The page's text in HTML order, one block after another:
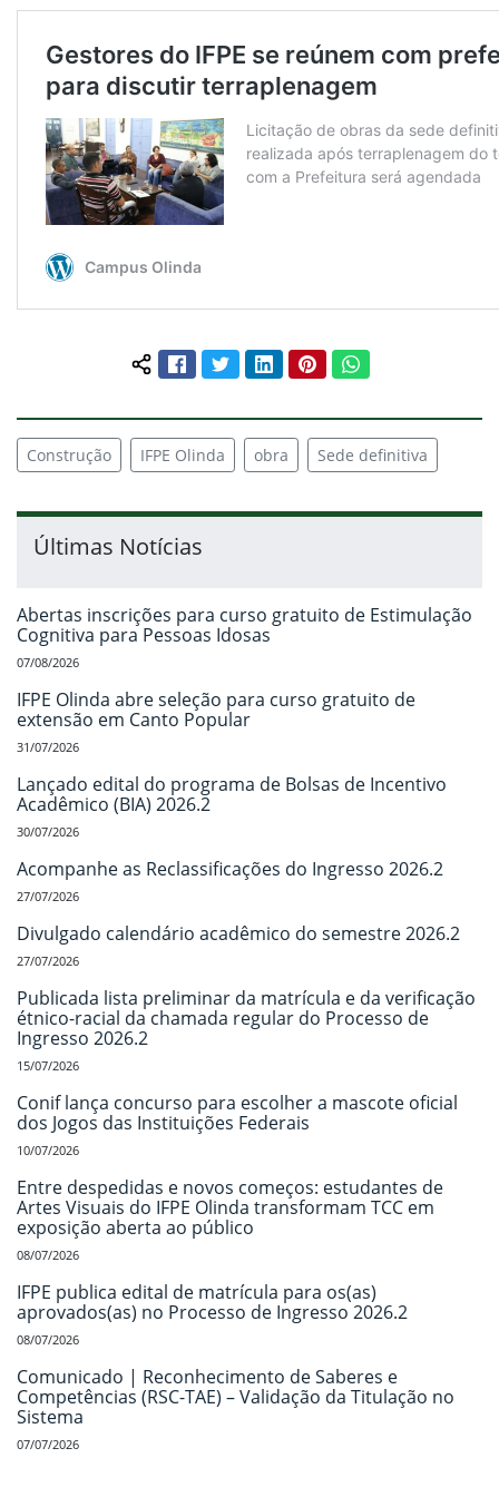
Compartilhar conteúdo:
FacebookTwitterLinkedInPinterestWhatsApp
Construção IFPE Olinda obra Sede definitiva
Últimas Notícias
Abertas inscrições para curso gratuito de Estimulação
Cognitiva para Pessoas Idosas
07/08/2026
IFPE Olinda abre seleção para curso gratuito de
extensão em Canto Popular
31/07/2026
Lançado edital do programa de Bolsas de Incentivo
Acadêmico (BIA) 2026.2
30/07/2026
Acompanhe as Reclassificações do Ingresso 2026.2
27/07/2026
Divulgado calendário acadêmico do semestre 2026.2
27/07/2026
Publicada lista preliminar da matrícula e da verificação
étnico-racial da chamada regular do Processo de
Ingresso 2026.2
15/07/2026
Conif lança concurso para escolher a mascote oficial
dos Jogos das Instituições Federais
10/07/2026
Entre despedidas e novos começos: estudantes de
Artes Visuais do IFPE Olinda transformam TCC em
exposição aberta ao público
08/07/2026
IFPE publica edital de matrícula para os(as)
aprovados(as) no Processo de Ingresso 2026.2
08/07/2026
Comunicado | Reconhecimento de Saberes e
Competências (RSC-TAE) – Validação da Titulação no
Sistema
07/07/2026